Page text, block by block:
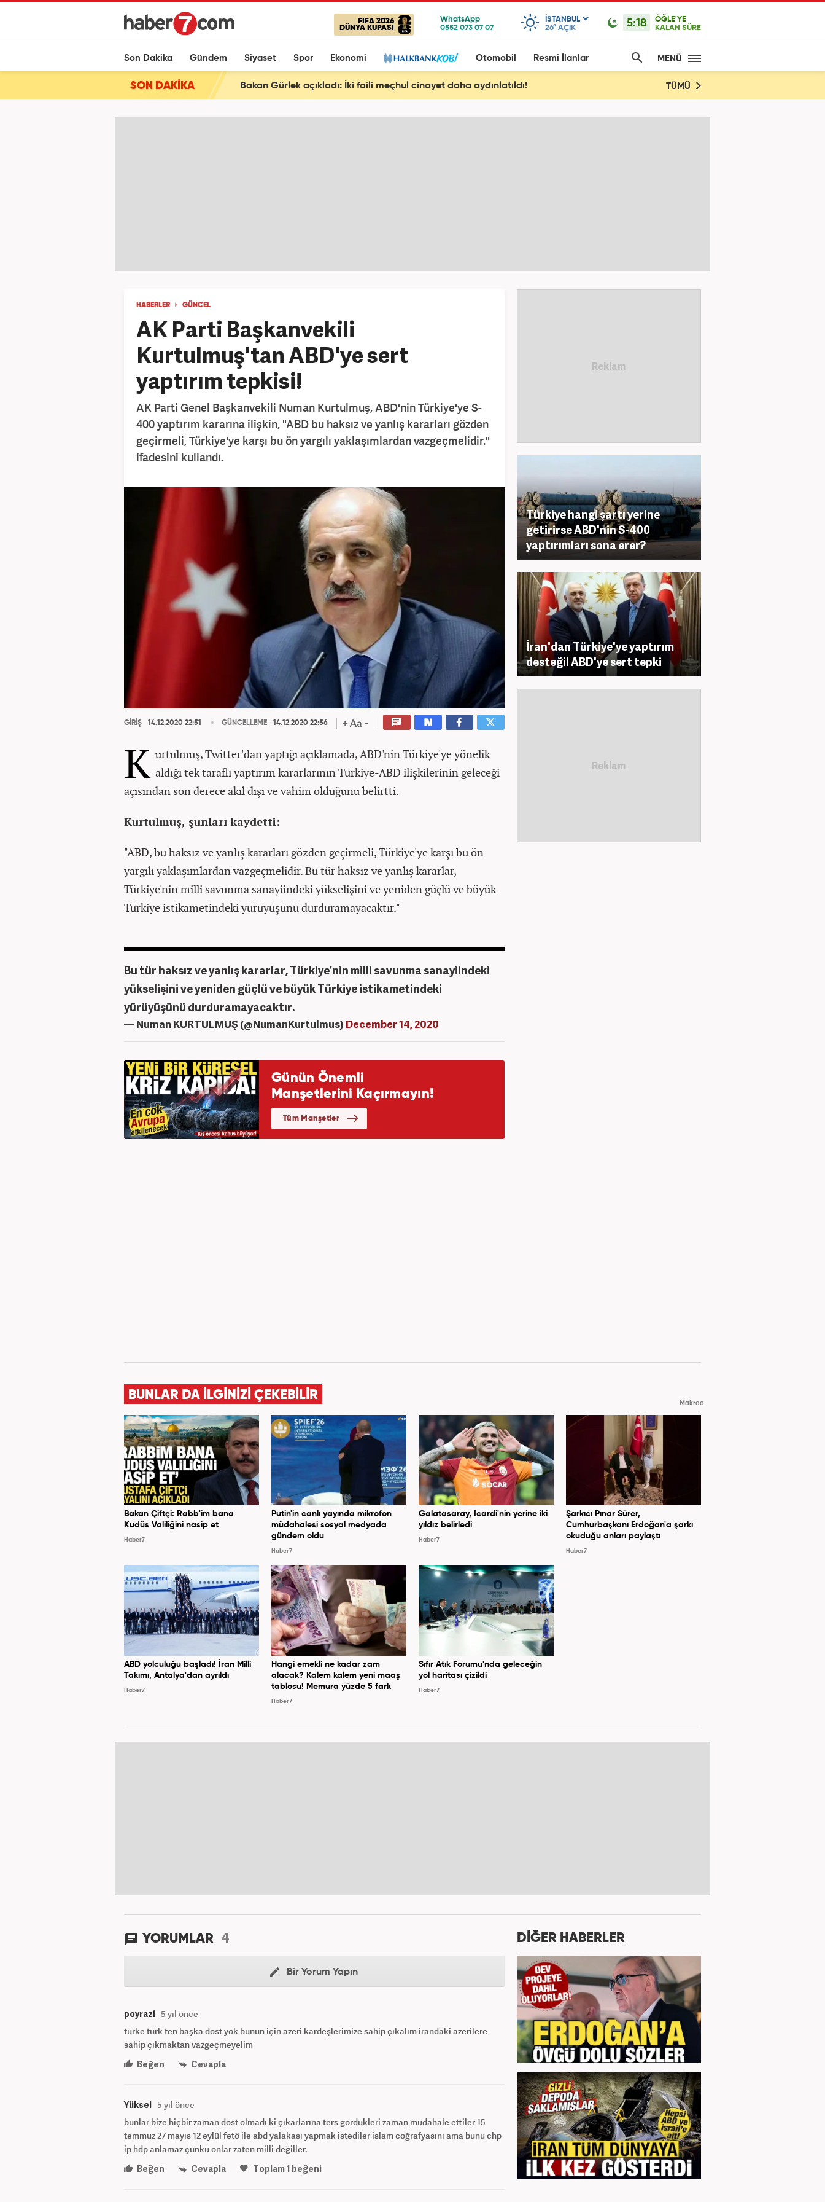
FIFA 2026
DÜNYA KUPASI
ISTANBUL
26° AÇIK 5:18
ÖĞLE'YE
KALAN SÜRE
Son Dakika Gündem Siyaset Spor Ekonomi Otomobil Resmi İlanlar MENÜ
SON DAKİKA Bakan Gürlek açıkladı: İki faili meçhul cinayet daha aydınlatıldı! TÜMÜ
HABERLER GÜNCEL
AK Parti Başkanvekili
Kurtulmuş'tan ABD'ye sert
yaptırım tepkisi!
AK Parti Genel Başkanvekili Numan Kurtulmuş, ABD'nin Türkiye'ye S-
400 yaptırım kararına ilişkin, "ABD bu haksız ve yanlış kararları gözden
geçirmeli, Türkiye'ye karşı bu ön yargılı yaklaşımlardan vazgeçmelidir."
ifadesini kullandı.
GİRİŞ 14.12.2020 22:51 GÜNCELLEME 14.12.2020 22:56
K urtulmuş, Twitter'dan yaptığı açıklamada, ABD'nin Türkiye'ye yönelik
aldığı tek taraflı yaptırım kararlarının Türkiye-ABD ilişkilerinin geleceği
açısından son derece akıl dışı ve vahim olduğunu belirtti.
Kurtulmuş, şunları kaydetti:
"ABD, bu haksız ve yanlış kararları gözden geçirmeli, Türkiye'ye karşı bu ön
yargılı yaklaşımlardan vazgeçmelidir. Bu tür haksız ve yanlış kararlar,
Türkiye'nin milli savunma sanayiindeki yükselişini ve yeniden güçlü ve büyük
Türkiye istikametindeki yürüyüşünü durduramayacaktır."
Bu tür haksız ve yanlış kararlar, Türkiye’nin milli savunma sanayiindeki
yükselişini ve yeniden güçlü ve büyük Türkiye istikametindeki
yürüyüşünü durduramayacaktır.
— Numan KURTULMUŞ (@NumanKurtulmus) December 14, 2020
Türkiye hangi şartı yerine
getirirse ABD'nin S-400
yaptırımları sona erer?
İran'dan Türkiye'ye yaptırım
desteği! ABD'ye sert tepki
BUNLAR DA İLGİNİZİ ÇEKEBİLİR
Makroo
Bakan Çiftçi: Rabb'im bana
Kudüs Valiliğini nasip et
Haber7
Putin'in canlı yayında mikrofon
müdahalesi sosyal medyada
gündem oldu
Haber7
Galatasaray, Icardi'nin yerine iki
yıldız belirledi
Haber7
Şarkıcı Pınar Sürer,
Cumhurbaşkanı Erdoğan'a şarkı
okuduğu anları paylaştı
Haber7
ABD yolculuğu başladı! İran Milli
Takımı, Antalya'dan ayrıldı
Haber7
Hangi emekli ne kadar zam
alacak? Kalem kalem yeni maaş
tablosu! Memura yüzde 5 fark
Haber7
Sıfır Atık Forumu'nda geleceğin
yol haritası çizildi
Haber7
YORUMLAR 4
Bir Yorum Yapın
poyrazi 5 yıl önce
türke türk ten başka dost yok bunun için azeri kardeşlerimize sahip çıkalım irandaki azerilere
sahip çıkmaktan vazgeçmeyelim
Beğen
Cevapla
Yüksel 5 yıl önce
bunlar bize hiçbir zaman dost olmadı ki çıkarlarına ters gördükleri zaman müdahale ettiler 15
temmuz 27 mayıs 12 eylül fetö ile abd yalakası yapmak istediler islam coğrafyasını ama bunu chp
ip hdp anlamaz çünkü onlar zaten milli değiller.
Beğen
Cevapla Toplam1 beğeni
DİĞER HABERLER